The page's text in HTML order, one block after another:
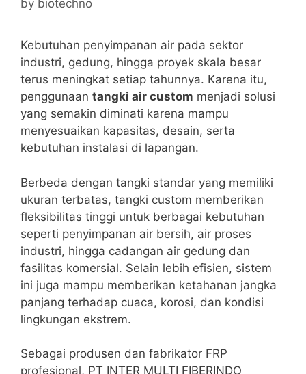
by biotechno
Kebutuhan penyimpanan air pada sektor
industri, gedung, hingga proyek skala besar
terus meningkat setiap tahunnya. Karena itu,
penggunaan tangki air custom menjadi solusi
yang semakin diminati karena mampu
menyesuaikan kapasitas, desain, serta
kebutuhan instalasi di lapangan.
Berbeda dengan tangki standar yang memiliki
ukuran terbatas, tangki custom memberikan
fleksibilitas tinggi untuk berbagai kebutuhan
seperti penyimpanan air bersih, air proses
industri, hingga cadangan air gedung dan
fasilitas komersial. Selain lebih efisien, sistem
ini juga mampu memberikan ketahanan jangka
panjang terhadap cuaca, korosi, dan kondisi
lingkungan ekstrem.
Sebagai produsen dan fabrikator FRP
profesional, PT INTER MULTI FIBERINDO